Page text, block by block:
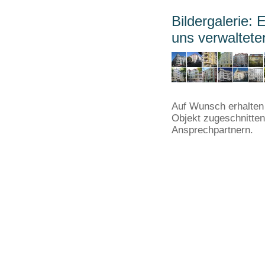
Bildergalerie:
uns
Auf Wunsch
Objekt
Ansprechpartnern.